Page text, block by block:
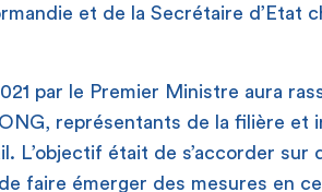
et de la Secrétaire d’Etat
par le Premier Ministre aura
représentants de la filière et
L’objectif était de s’accorder sur
faire émerger des mesures en